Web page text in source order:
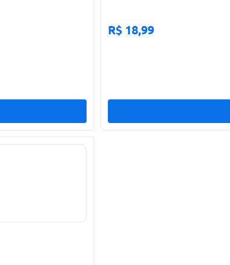
R$ 18,99